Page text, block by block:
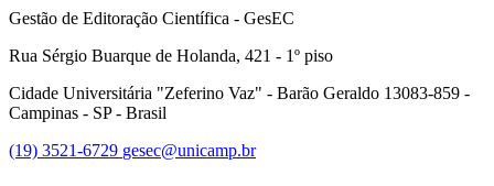
Gestão de Editoração Científica - GesEC
Rua Sérgio Buarque de Holanda, 421 - 1º piso
Cidade Universitária "Zeferino Vaz" - Barão Geraldo 13083-859 -
Campinas - SP - Brasil
(19) 3521-6729 gesec@unicamp.br